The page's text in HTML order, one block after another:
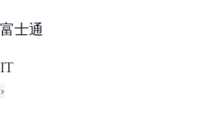
富士通
IT
›